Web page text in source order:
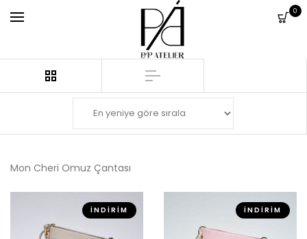
0
Mon Cheri Omuz Çantası
İNDIRIM İNDIRIM